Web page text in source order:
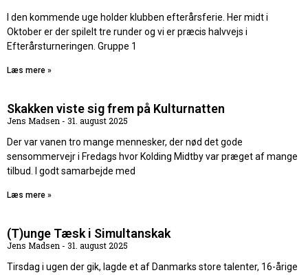
I den kommende uge holder klubben efterårsferie. Her midt i
Oktober er der spilelt tre runder og vi er præcis halvvejs i
Efterårsturneringen. Gruppe 1
Læs mere »
Skakken viste sig frem på Kulturnatten
Jens Madsen
31. august 2025
Der var vanen tro mange mennesker, der nød det gode
sensommervejr i Fredags hvor Kolding Midtby var præget af mange
tilbud. I godt samarbejde med
Læs mere »
(T)unge Tæsk i Simultanskak
Jens Madsen
31. august 2025
Tirsdag i ugen der gik, lagde et af Danmarks store talenter, 16-årige